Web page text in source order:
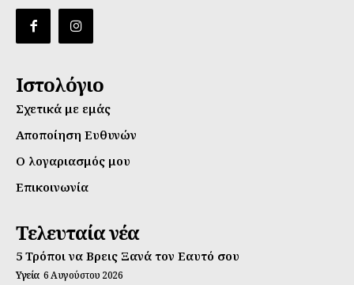
Ιστολόγιο
Σχετικά με εμάς
Αποποίηση Ευθυνών
Ο λογαριασμός μου
Επικοινωνία
Τελευταία νέα
5 Τρόποι να Βρεις Ξανά τον Εαυτό σου
Υγεία 6 Αυγούστου 2026